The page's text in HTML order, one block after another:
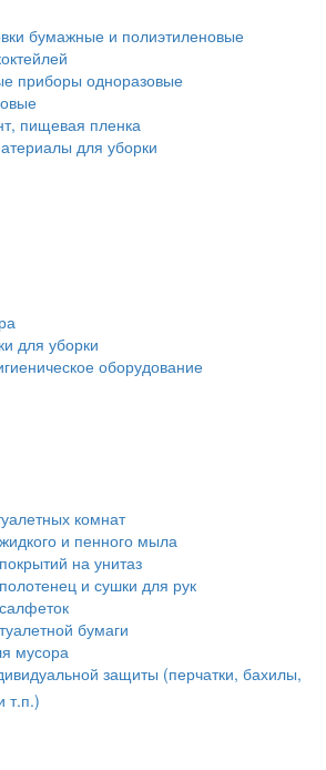
бумажные и полиэтиленовые
приборы одноразовые
пищевая пленка
для уборки
для уборки
оборудование
комнат
и пенного мыла
на унитаз
и сушки для рук
бумаги
мусора
защиты (перчатки, бахилы,
т.п.)